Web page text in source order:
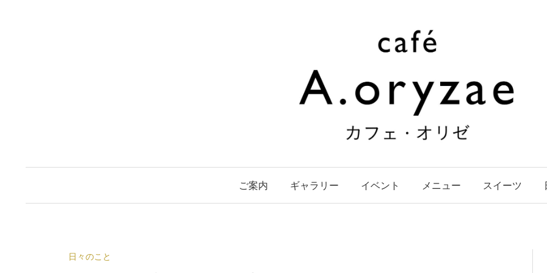
ご案内 ギャラリー イベント メニュー スイーツ
日々のこと